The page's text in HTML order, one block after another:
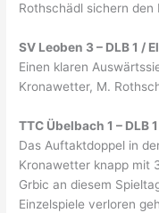
Rothschädl sichern den
SV Leoben 3 – DLB 1
Einen klaren
Kronawetter, M.
TTC Übelbach 1 –
Das Auftaktdoppel in
Kronawetter knapp mit
Grbic an diesem
Einzelspiele verloren